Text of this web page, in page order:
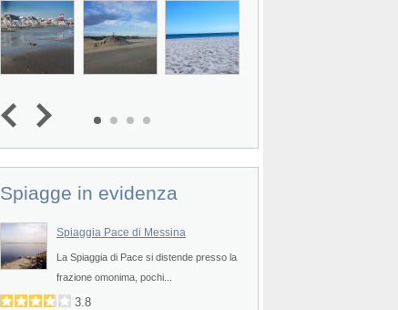
Spiagge in evidenza
Spiaggia Pace di Messina
La Spiaggia di Pace si distende presso la
frazione omonima, pochi...
3.8